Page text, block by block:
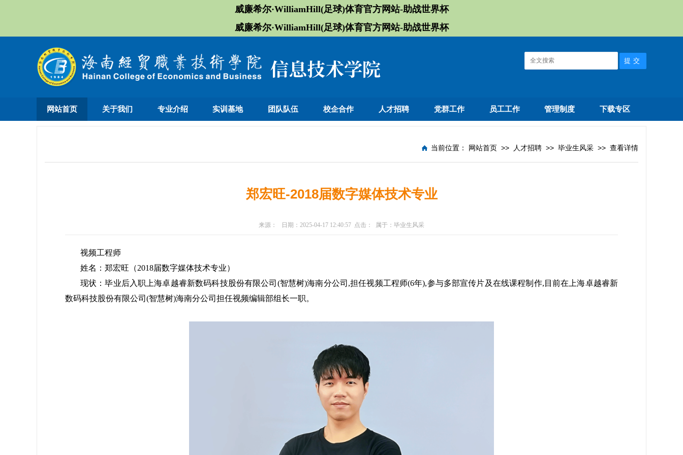
威廉希尔·WilliamHill(足球)体育官方网站-助战世界杯
威廉希尔·WilliamHill(足球)体育官方网站-助战世界杯
网站首页 关于我们 专业介绍 实训基地 团队队伍 校企合作 人才招聘 党群工作 员工工作 管理制度 下载专区
当前位置： 网站首页 >> 人才招聘 >> 毕业生风采 >> 查看详情
郑宏旺-2018届数字媒体技术专业
来源： 日期： 2025-04-17 12:40:57 点击： 属于： 毕业生风采
视频工程师
姓名：郑宏旺（2018届数字媒体技术专业）
现状：毕业后入职上海卓越睿新数码科技股份有限公司(智慧树)海南分公司,担任视频工程师(6年),参与多部宣传片及在线课程制作,目前在上海卓越睿新
数码科技股份有限公司(智慧树)海南分公司担任视频编辑部组长一职。